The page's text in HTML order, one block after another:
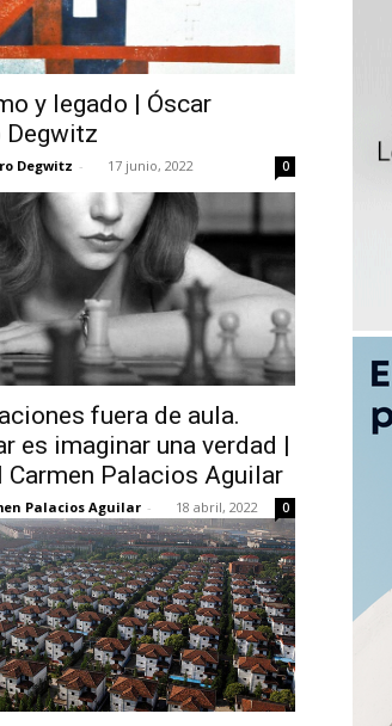
y legado | Óscar
Degwitz
Degwitz - 17 junio, 2022 0
fuera de aula.
es imaginar una verdad |
Carmen Palacios Aguilar
Palacios Aguilar - 18 abril, 2022 0